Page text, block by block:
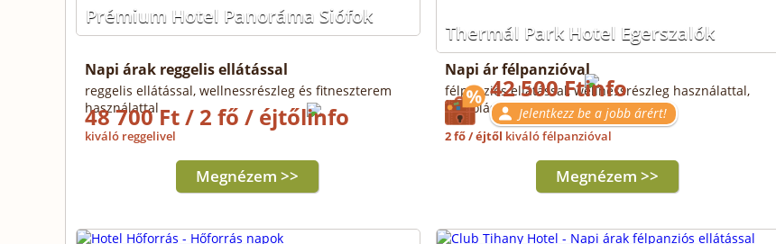
Prémium Hotel Panoráma Siófok
Thermál Park Hotel Egerszalók
Napi árak reggelis ellátással
reggelis ellátással, wellnessrészleg és fitneszterem
használattal
48 700 Ft / 2 fő / éjtől
kiváló reggelivel
Megnézem >>
Napi ár félpanzióval
félpanziós ellátással, wellnessrészleg használattal,
parkolással
42 500 Ft
Jelentkezz be a jobb árért!
2 fő / éjtől kiváló félpanzióval
Megnézem >>